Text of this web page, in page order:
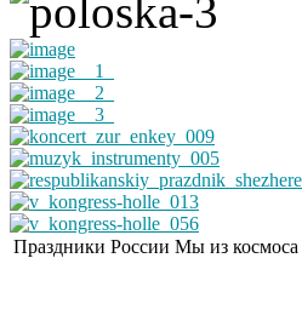
Праздники России Мы из космоса